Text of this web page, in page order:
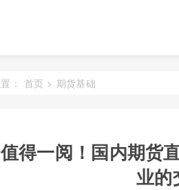
： 首页 > 期货基础
值得一阅！国内期货
业的